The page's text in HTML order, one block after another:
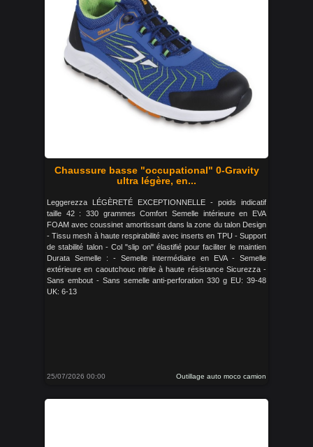
Chaussure basse "occupational" 0-Gravity
ultra légère, en...
Leggerezza LÉGÈRETÉ EXCEPTIONNELLE - poids indicatif
taille 42 : 330 grammes Comfort Semelle intérieure en EVA
FOAM avec coussinet amortissant dans la zone du talon Design
- Tissu mesh à haute respirabilité avec inserts en TPU - Support
de stabilité talon - Col "slip on" élastifié pour faciliter le maintien
Durata Semelle : - Semelle intermédiaire en EVA - Semelle
extérieure en caoutchouc nitrile à haute résistance Sicurezza -
Sans embout - Sans semelle anti-perforation 330 g EU: 39-48
UK: 6-13
25/07/2026 00:00 Outillage auto moco camion